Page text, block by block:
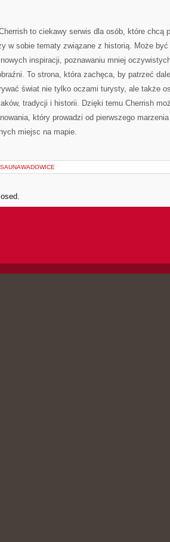
to ciekawy serwis dla osób, które chcą
w sobie tematy związane z historią. Może
inspiracji, poznawaniu mniej
To strona, która zachęca, by patrzeć
świat nie tylko oczami turysty, ale także
tradycji i historii. Dzięki temu Cherrish
który prowadzi od pierwszego
miejsc na mapie.
SAUNAWADOWICE